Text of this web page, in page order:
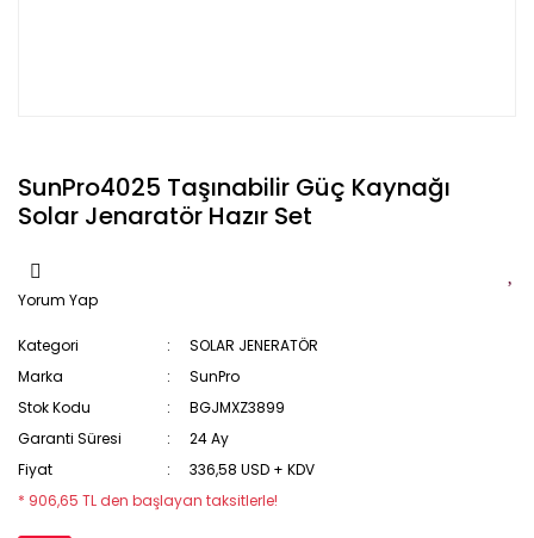
SunPro4025 Taşınabilir Güç Kaynağı
Solar Jenaratör Hazır Set
Yorum Yap
Kategori
SOLAR JENERATÖR
Marka
SunPro
Stok Kodu
BGJMXZ3899
Garanti Süresi
24 Ay
Fiyat
336,58 USD + KDV
* 906,65 TL den başlayan taksitlerle!